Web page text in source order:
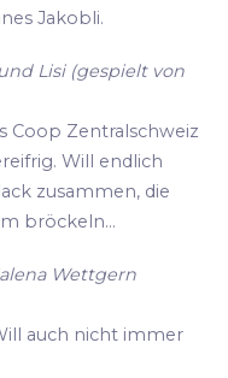
Jakobli.
Lisi (gespielt von
Coop Zentralschweiz
Will endlich
zusammen, die
bröckeln...
Wettgern
auch nicht immer